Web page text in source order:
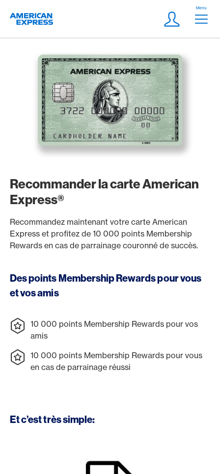
Logo
Meta
Login
Menu
Recommander la carte American
Express®
Recommandez maintenant votre carte American
Express et profitez de 10 000 points Membership
Rewards en cas de parrainage couronné de succès.
Des points Membership Rewards pour vous
et vos amis
10 000 points Membership Rewards pour vos
amis
10 000 points Membership Rewards pour vous
en cas de parrainage réussi
Et c’est très simple: